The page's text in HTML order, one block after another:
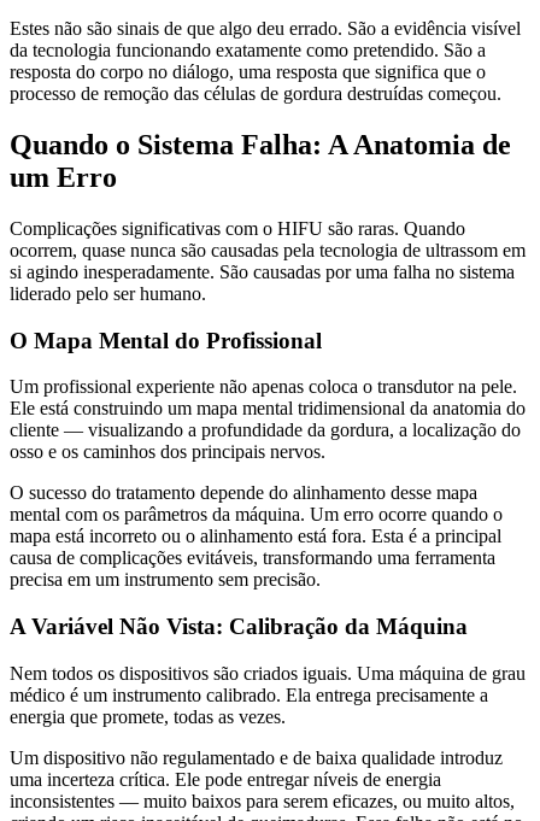
Estes não são sinais de que algo deu errado. São a evidência visível
da tecnologia funcionando exatamente como pretendido. São a
resposta do corpo no diálogo, uma resposta que significa que o
processo de remoção das células de gordura destruídas começou.
Quando o Sistema Falha: A Anatomia de
um Erro
Complicações significativas com o HIFU são raras. Quando
ocorrem, quase nunca são causadas pela tecnologia de ultrassom em
si agindo inesperadamente. São causadas por uma falha no sistema
liderado pelo ser humano.
O Mapa Mental do Profissional
Um profissional experiente não apenas coloca o transdutor na pele.
Ele está construindo um mapa mental tridimensional da anatomia do
cliente — visualizando a profundidade da gordura, a localização do
osso e os caminhos dos principais nervos.
O sucesso do tratamento depende do alinhamento desse mapa
mental com os parâmetros da máquina. Um erro ocorre quando o
mapa está incorreto ou o alinhamento está fora. Esta é a principal
causa de complicações evitáveis, transformando uma ferramenta
precisa em um instrumento sem precisão.
A Variável Não Vista: Calibração da Máquina
Nem todos os dispositivos são criados iguais. Uma máquina de grau
médico é um instrumento calibrado. Ela entrega precisamente a
energia que promete, todas as vezes.
Um dispositivo não regulamentado e de baixa qualidade introduz
uma incerteza crítica. Ele pode entregar níveis de energia
inconsistentes — muito baixos para serem eficazes, ou muito altos,